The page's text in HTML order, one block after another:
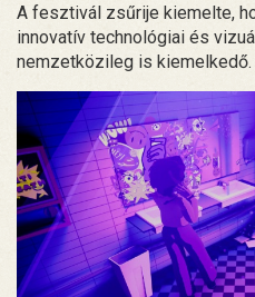
A fesztivál zsűrije kiemelte,
innovatív technológiai és
nemzetközileg is kiemelkedő.